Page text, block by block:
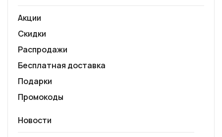
Акции
Скидки
Распродажи
Бесплатная доставка
Подарки
Промокоды
Новости